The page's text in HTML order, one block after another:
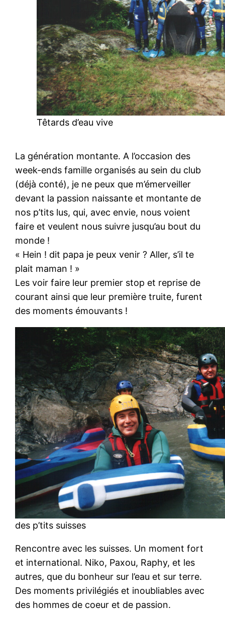
Têtards d’eau vive
La génération montante. A l’occasion des
week-ends famille organisés au sein du club
(déjà conté), je ne peux que m’émerveiller
devant la passion naissante et montante de
nos p’tits lus, qui, avec envie, nous voient
faire et veulent nous suivre jusqu’au bout du
monde !
« Hein ! dit papa je peux venir ? Aller, s’il te
plait maman ! »
Les voir faire leur premier stop et reprise de
courant ainsi que leur première truite, furent
des moments émouvants !
des p’tits suisses
Rencontre avec les suisses. Un moment fort
et international. Niko, Paxou, Raphy, et les
autres, que du bonheur sur l’eau et sur terre.
Des moments privilégiés et inoubliables avec
des hommes de coeur et de passion.